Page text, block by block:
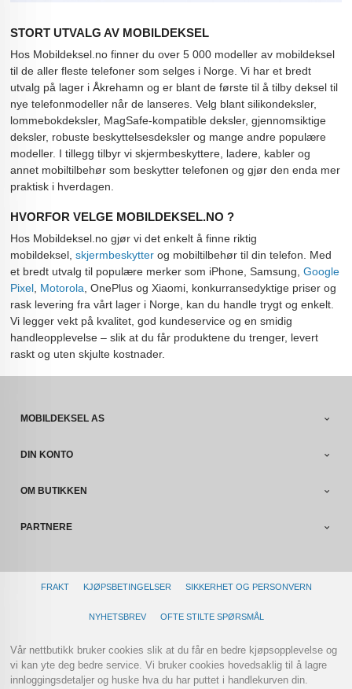
STORT UTVALG AV MOBILDEKSEL
Hos Mobildeksel.no finner du over 5 000 modeller av mobildeksel
til de aller fleste telefoner som selges i Norge. Vi har et bredt
utvalg på lager i Åkrehamn og er blant de første til å tilby deksel til
nye telefonmodeller når de lanseres. Velg blant silikondeksler,
lommebokdeksler, MagSafe-kompatible deksler, gjennomsiktige
deksler, robuste beskyttelsesdeksler og mange andre populære
modeller. I tillegg tilbyr vi skjermbeskyttere, ladere, kabler og
annet mobiltilbehør som beskytter telefonen og gjør den enda mer
praktisk i hverdagen.
HVORFOR VELGE MOBILDEKSEL.NO ?
Hos Mobildeksel.no gjør vi det enkelt å finne riktig
mobildeksel,skjermbeskytter og mobiltilbehør til din telefon. Med
et bredt utvalg til populære merker som iPhone, Samsung,Google
Pixel Motorola , OnePlus og Xiaomi, konkurransedyktige priser og
rask levering fra vårt lager i Norge, kan du handle trygt og enkelt.
Vi legger vekt på kvalitet, god kundeservice og en smidig
handleopplevelse – slik at du får produktene du trenger, levert
raskt og uten skjulte kostnader.
MOBILDEKSEL AS
DIN KONTO
OM BUTIKKEN
PARTNERE
FRAKT KJØPSBETINGELSER SIKKERHET OG PERSONVERN
NYHETSBREV OFTE STILTE SPØRSMÅL
Vår nettbutikk bruker cookies slik at du får en bedre kjøpsopplevelse og
vi kan yte deg bedre service. Vi bruker cookies hovedsaklig til å lagre
innloggingsdetaljer og huske hva du har puttet i handlekurven din.